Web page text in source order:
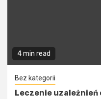
4 min read
Bez kategorii
Leczenie